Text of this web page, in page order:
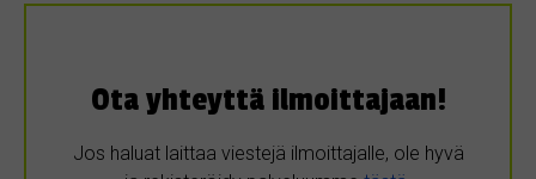
Ota yhteyttä ilmoittajaan!
Jos haluat laittaa viestejä ilmoittajalle, ole hyvä